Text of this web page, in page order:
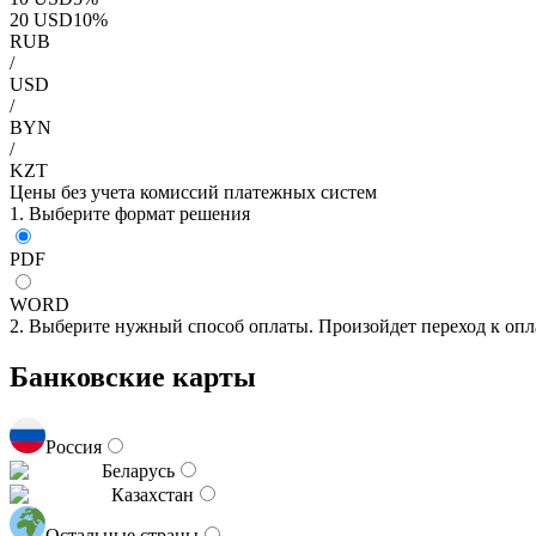
20 USD10%
RUB
/
USD
/
BYN
/
KZT
Цены без учета комиссий платежных систем
1. Выберите формат решения
PDF
WORD
2. Выберите нужный способ оплаты. Произойдет переход к
Банковские карты
Россия
Беларусь
Казахстан